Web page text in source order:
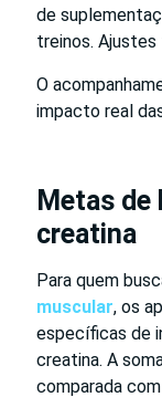
de
treinos. Ajustes
O
impacto real
Metas
creatina
Para quem
muscular, os
específicas de
creatina. A
comparada